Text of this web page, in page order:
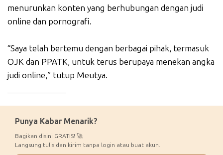
menurunkan konten yang berhubungan dengan judi
online dan pornografi.
“Saya telah bertemu dengan berbagai pihak, termasuk
OJK dan PPATK, untuk terus berupaya menekan angka
judi online,” tutup Meutya.
Punya Kabar Menarik?
Bagikan disini GRATIS! 🚀
Langsung tulis dan kirim tanpa login atau buat akun.